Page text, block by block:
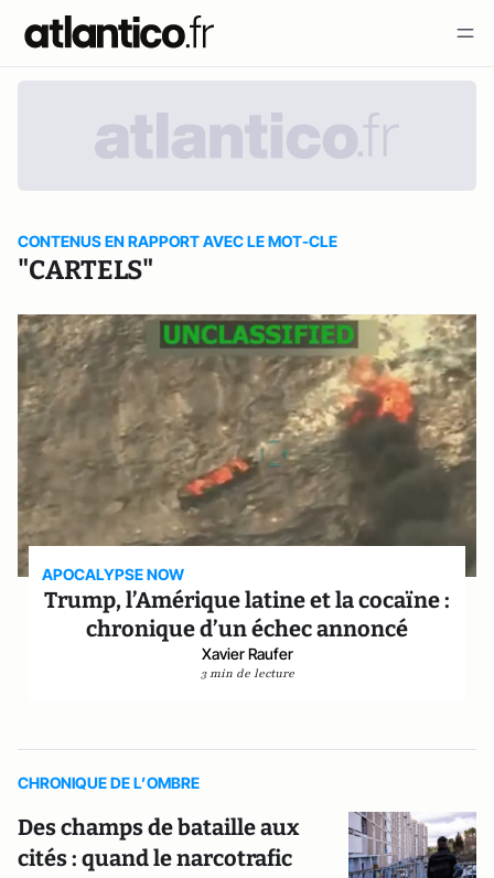
CONTENUS EN RAPPORT AVEC LE MOT-CLE
"CARTELS"
APOCALYPSE NOW
Trump, l’Amérique latine et la cocaïne :
chronique d’un échec annoncé
Xavier Raufer
3 min de lecture
CHRONIQUE DE L’OMBRE
Des champs de bataille aux
cités : quand le narcotrafic